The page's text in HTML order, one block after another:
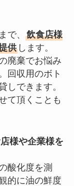
で、 飲食店様
供します。
廃棄でお悩み
回収用のボト
しできます。
て頂くことも
様や企業様を
酸化度を測
的に油の鮮度